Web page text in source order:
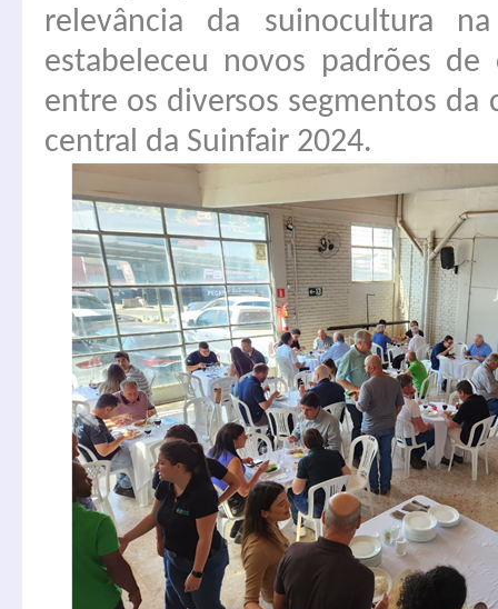
relevância da suinocultura
estabeleceu novos padrões de
entre os diversos segmentos da
central da Suinfair 2024.